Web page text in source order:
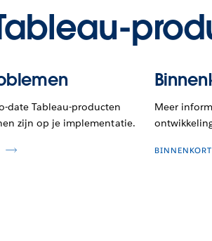
date Tableau-producten
zijn op je implementatie.
Meer